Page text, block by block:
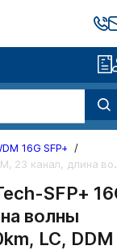
16G SFP+ /
ический
SFP+
волны
LC, DDM